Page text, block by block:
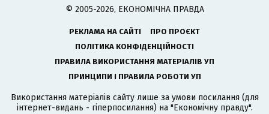
© 2005-2026, ЕКОНОМІЧНА ПРАВДА
РЕКЛАМА НА САЙТІ
ПРО ПРОЄКТ
ПОЛІТИКА КОНФІДЕНЦІЙНОСТІ
ПРАВИЛА ВИКОРИСТАННЯ МАТЕРІАЛІВ УП
ПРИНЦИПИ І ПРАВИЛА РОБОТИ УП
Використання матеріалів сайту лише за умови посилання (для
інтернет-видань - гіперпосилання) на "Економічну правду".